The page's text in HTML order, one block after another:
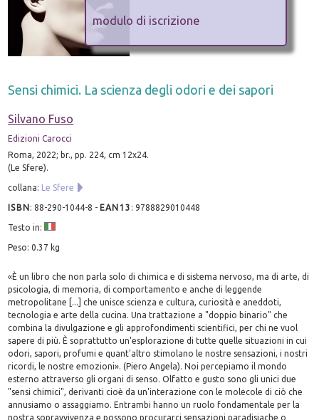
Sensi chimici. La scienza degli odori e dei sapori
Silvano Fuso
Edizioni Carocci
Roma, 2022; br., pp. 224, cm 12x24.
(Le Sfere).
collana: Le Sfere
ISBN:88-290-1044-8 - EAN13 :9788829010448
Testo in:
Peso: 0.37 kg
«È un libro che non parla solo di chimica e di sistema nervoso, ma di arte, di
psicologia, di memoria, di comportamento e anche di leggende
metropolitane [...] che unisce scienza e cultura, curiosità e aneddoti,
tecnologia e arte della cucina. Una trattazione a "doppio binario" che
combina la divulgazione e gli approfondimenti scientifici, per chi ne vuol
sapere di più. È soprattutto un'esplorazione di tutte quelle situazioni in cui
odori, sapori, profumi e quant'altro stimolano le nostre sensazioni, i nostri
ricordi, le nostre emozioni». (Piero Angela). Noi percepiamo il mondo
esterno attraverso gli organi di senso. Olfatto e gusto sono gli unici due
"sensi chimici", derivanti cioè da un'interazione con le molecole di ciò che
annusiamo o assaggiamo. Entrambi hanno un ruolo fondamentale per la
nostra sopravvivenza e possono procurarci sensazioni paradisiache o
modulo di iscrizione